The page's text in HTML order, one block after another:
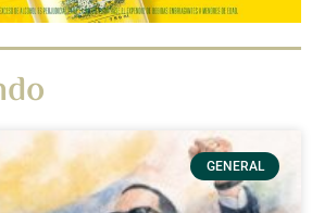
GENERAL